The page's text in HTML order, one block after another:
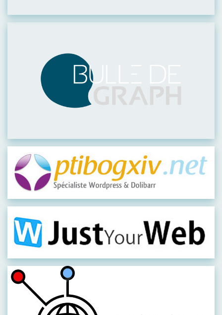
Visiter leur site
Visiter leur site